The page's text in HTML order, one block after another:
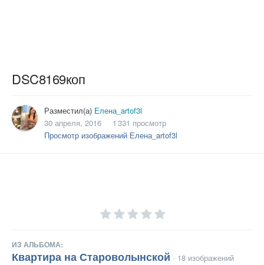
DSC8169коп
Разместил(а) Елена_artof3l
30 апреля, 2016
1 331 просмотр
Просмотр изображений Елена_artof3l
ИЗ АЛЬБОМА:
Квартира на Староволынской · 18 изображений